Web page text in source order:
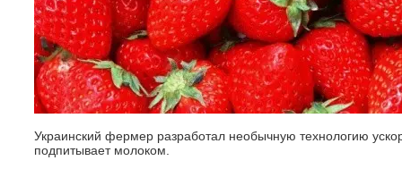
Украинский фермер разработал необычную технологию
подпитывает молоком.